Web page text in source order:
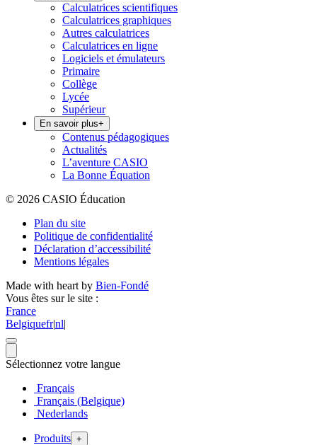
Calculatrices scientifiques
Calculatrices graphiques
Autres calculatrices
Calculatrices en ligne
Logiciels et émulateurs
Primaire
Collège
Lycée
Supérieur
En savoir plus+
Contenus pédagogiques
Actualités
L’aventure CASIO
La Bonne Équation
© 2026 CASIO Éducation
Plan du site
Politique de confidentialité
Déclaration d’accessibilité
Mentions légales
Made with heart by Bien-Fondé
Vous êtes sur le site :
France
Belgiquefr|nl|
Sélectionnez votre langue
Français
Français (Belgique)
Nederlands
Produits +